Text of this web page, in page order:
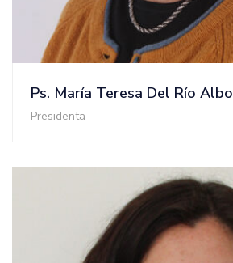
Ps. María Teresa Del Río
Presidenta